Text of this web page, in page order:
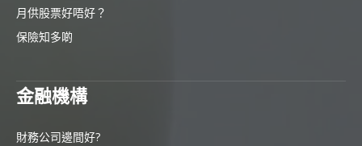
月供股票好唔好？
保險知多啲
金融機構
財務公司邊間好?